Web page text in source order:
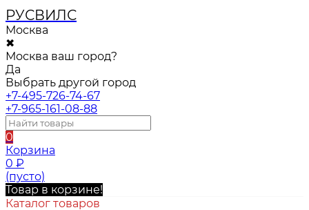
РУСВИЛС
Москва
✖
Москва ваш город?
Да
Выбрать другой город
+7-495-726-74-67
+7-965-161-08-88
0
Корзина
0 ₽
(пусто)
Товар в корзине!
Каталог товаров